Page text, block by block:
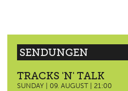
SENDUNGEN
TRACKS 'N' TALK
SUNDAY | 09. AUGUST | 21:00